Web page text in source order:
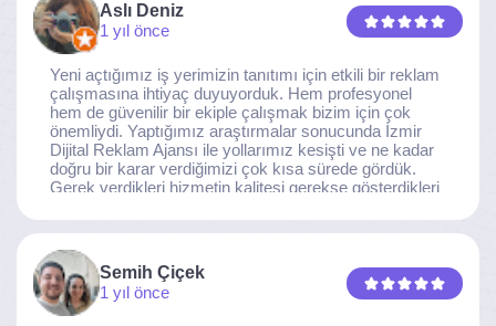
Aslı Deniz
1 yıl önce
Yeni açtığımız iş yerimizin tanıtımı için etkili bir reklam
çalışmasına ihtiyaç duyuyorduk. Hem profesyonel
hem de güvenilir bir ekiple çalışmak bizim için çok
önemliydi. Yaptığımız araştırmalar sonucunda İzmir
Dijital Reklam Ajansı ile yollarımız kesişti ve ne kadar
doğru bir karar verdiğimizi çok kısa sürede gördük.
Gerek verdikleri hizmetin kalitesi gerekse gösterdikleri
noktaya ulaştı. Kaliteden asla taviz vermeyen, her
ekibine gönülden teşekkür ederiz.
Semih Çiçek
1 yıl önce